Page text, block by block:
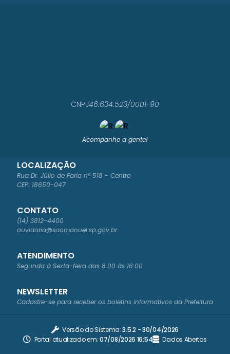
Acompanhe a gente!
LOCALIZAÇÃO
Rua Dr. Júlio de Faria nº 518 - Centro
CEP: 18650-047
CONTATO
(14) 3812-4400
ouvidoria@saomanuel.sp.gov.br
ATENDIMENTO
Segunda à Sexta-feira das 8:00 às 16:00
CNPJ46.634.523/0001-90
NEWSLETTER
Cadastre-se para receber os boletins informativos da Prefeitura
Versão do Sistema:3.5.2 - 30/04/2026
Portal atualizado em:07/08/2026 16:54 Dados Abertos